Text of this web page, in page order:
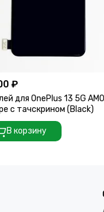
₽
для OnePlus 13 5G
с тачскрином (Black)
В корзину